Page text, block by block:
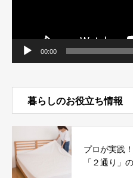
00:00
暮らしのお役立ち情報
プロが実践
「２通り」